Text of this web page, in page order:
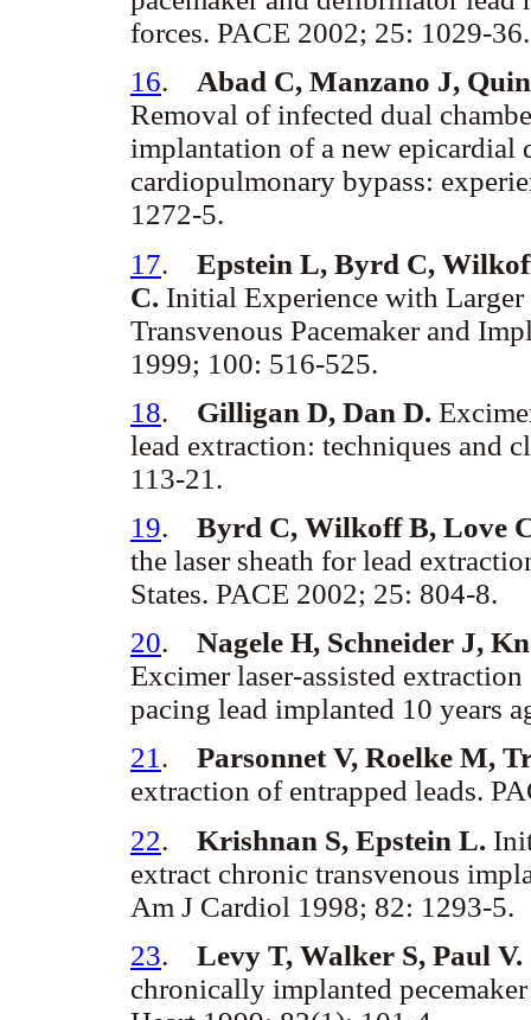
forces. PACE 2002; 25: 1029-36.
16. Abad C, Manzano J,
Removal of infected dual
implantation of a new epicardial
cardiopulmonary bypass:
1272-5.
17. Epstein L, Byrd C,
C. Initial Experience with Larger
Transvenous Pacemaker and
1999; 100: 516-525.
18. Gilligan D, Dan D.
lead extraction: techniques and
113-21.
19. Byrd C, Wilkoff B, Love
the laser sheath for lead
States. PACE 2002; 25: 804-8.
20. Nagele H, Schneider J,
Excimer laser-assisted
pacing lead implanted 10 years
21 . Parsonnet V, Roelke M,
extraction of entrapped leads.
22. Krishnan S, Epstein L.
extract chronic transvenous
Am J Cardiol 1998; 82: 1293-5.
23. Levy T, Walker S, Paul V.
chronically implanted